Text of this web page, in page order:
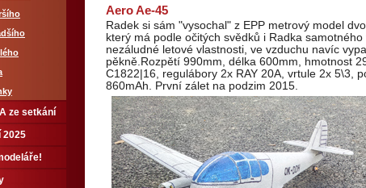
Aero Ae-45
Radek si sám "vysochal" z EPP metrový model
který má podle očitých svědků i Radka
nezáludné letové vlastnosti, ve vzduchu navíc
pěkně.Rozpětí 990mm, délka 600mm, hmotnost
C1822|16, regulábory 2x RAY 20A, vrtule 2x 5\3,
860mAh. První zálet na podzim 2015.
ze setkání
2025